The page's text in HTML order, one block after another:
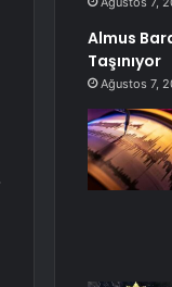
Almus
Taşınıyor
Ağustos 7,